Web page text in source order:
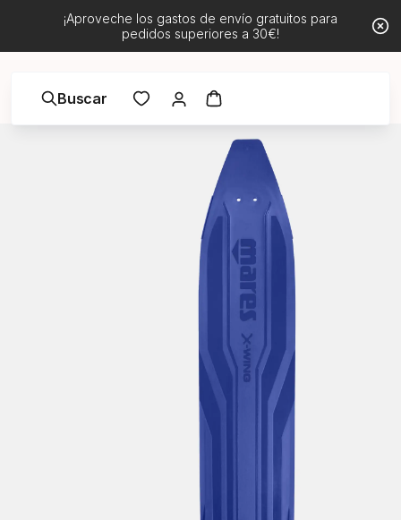
¡Aproveche los gastos de envío gratuitos para
pedidos superiores a 30€!
Buscar